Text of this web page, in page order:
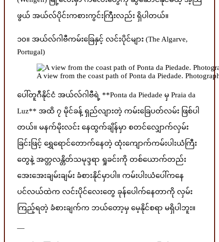
ဖွယ် အယ်လ်ပိုင်းကစားကွင်းကြီးလည်း ရှိပါတယ်။
၁၀။ အယ်လ်ဂါဗီကမ်းခြေနှင့် လင်းပိုင်များ (The Algarve,
Portugal)
A view from the coast path of Ponta da Piedade.
ပေါ်တူဂီနိုင်ငံ အယ်လ်ဂါဗီရဲ့ **Ponta da Piedade မှ Praia da
Luz** အထိ ၇ မိုင်ခန့် ရှည်လျားတဲ့ ကမ်းခြေပတ်လမ်း ဖြစ်ပါ
တယ်။ မနက်မိုးလင်း နေထွက်ချိန်မှာ စတင်လျှောက်လှမ်း
ခြင်းဖြင့် ရွှေရောင်တောက်နေတဲ့ ထုံးကျောက်ကမ်းပါးယံကြီး
တွေနဲ့ အတ္တလန္တိတ်သမုဒ္ဒရာ ရှုခင်းကို တစ်ယောက်တည်း
အေးအေးချမ်းချမ်း ခံစားနိုင်မှာပါ။ ကမ်းပါးယံပေါ်ကနေ
ပင်လယ်ထဲက လင်းပိုင်လေးတွေ ခုန်ပေါက်နေတာကို လှမ်း
ကြည့်ရတဲ့ ခံစားချက်က ဘယ်တော့မှ မေ့နိုင်စရာ မရှိပါဘူး။
—